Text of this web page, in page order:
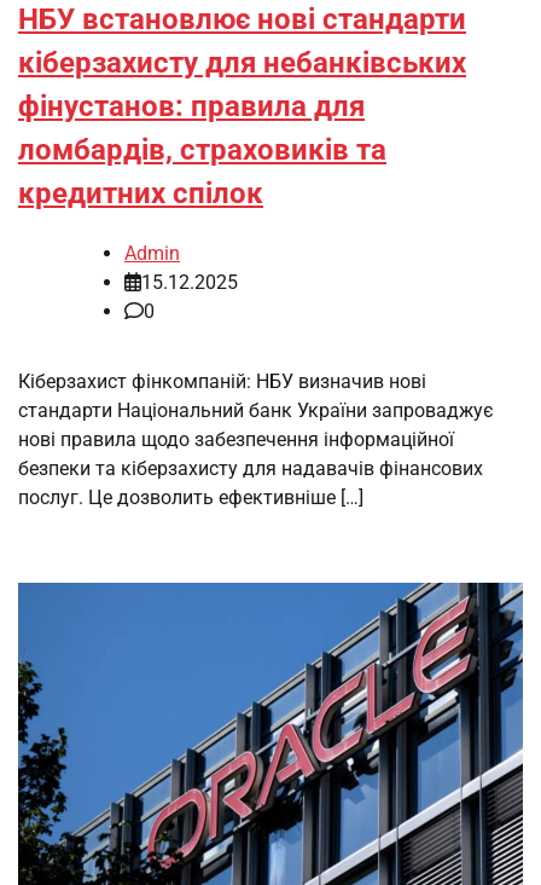
НБУ встановлює нові стандарти
кіберзахисту для небанківських
фінустанов: правила для
ломбардів, страховиків та
кредитних спілок
Admin
15.12.2025
0
Кіберзахист фінкомпаній: НБУ визначив нові
стандарти Національний банк України запроваджує
нові правила щодо забезпечення інформаційної
безпеки та кіберзахисту для надавачів фінансових
послуг. Це дозволить ефективніше […]